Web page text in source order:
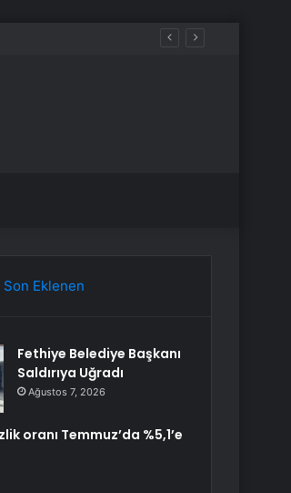
Son Eklenen
Fethiye Belediye Başkanı
Saldırıya Uğradı
Ağustos 7, 2026
oranı Temmuz’da %5,1’e